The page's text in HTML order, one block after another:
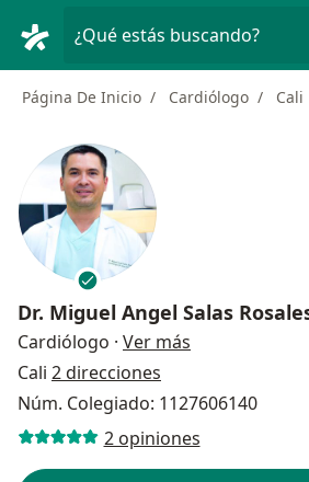
¿Qué estás buscando?
Página De Inicio Cardiólogo Cali
Dr. Miguel Angel Salas
Cardiólogo · Ver más
Cali 2 direcciones
Núm. Colegiado: 1127606140
2 opiniones